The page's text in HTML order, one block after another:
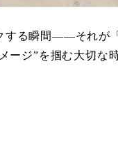
する瞬間――それが
ージ”を掴む大切な